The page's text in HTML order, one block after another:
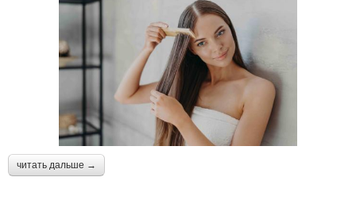
читать дальше →